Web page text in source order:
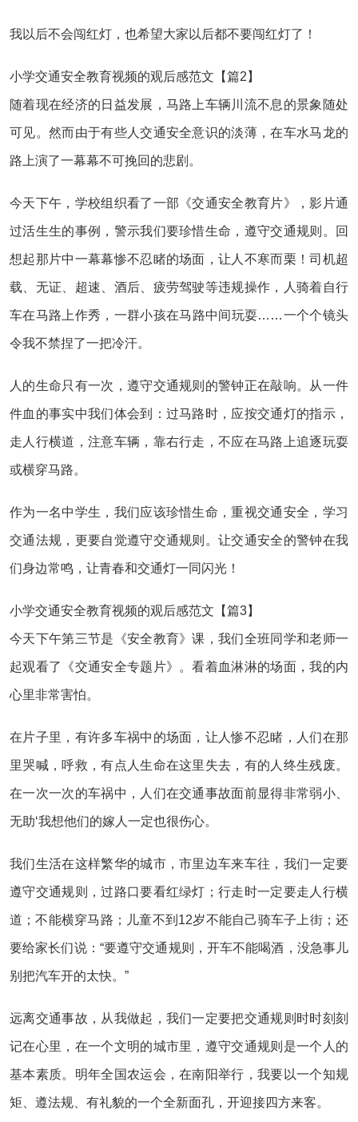
我以后不会闯红灯，也希望大家以后都不要闯红灯了！
小学交通安全教育视频的观后感范文【篇2】
随着现在经济的日益发展，马路上车辆川流不息的景象随处
可见。然而由于有些人交通安全意识的淡薄，在车水马龙的
路上演了一幕幕不可挽回的悲剧。
今天下午，学校组织看了一部《交通安全教育片》，影片通
过活生生的事例，警示我们要珍惜生命，遵守交通规则。回
想起那片中一幕幕惨不忍睹的场面，让人不寒而栗！司机超
载、无证、超速、酒后、疲劳驾驶等违规操作，人骑着自行
车在马路上作秀，一群小孩在马路中间玩耍……一个个镜头
令我不禁捏了一把冷汗。
人的生命只有一次，遵守交通规则的警钟正在敲响。从一件
件血的事实中我们体会到：过马路时，应按交通灯的指示，
走人行横道，注意车辆，靠右行走，不应在马路上追逐玩耍
或横穿马路。
作为一名中学生，我们应该珍惜生命，重视交通安全，学习
交通法规，更要自觉遵守交通规则。让交通安全的警钟在我
们身边常鸣，让青春和交通灯一同闪光！
小学交通安全教育视频的观后感范文【篇3】
今天下午第三节是《安全教育》课，我们全班同学和老师一
起观看了《交通安全专题片》。看着血淋淋的场面，我的内
心里非常害怕。
在片子里，有许多车祸中的场面，让人惨不忍睹，人们在那
里哭喊，呼救，有点人生命在这里失去，有的人终生残废。
在一次一次的车祸中，人们在交通事故面前显得非常弱小、
无助‘我想他们的嫁人一定也很伤心。
我们生活在这样繁华的城市，市里边车来车往，我们一定要
遵守交通规则，过路口要看红绿灯；行走时一定要走人行横
道；不能横穿马路；儿童不到12岁不能自己骑车子上街；还
要给家长们说：“要遵守交通规则，开车不能喝酒，没急事儿
别把汽车开的太快。”
远离交通事故，从我做起，我们一定要把交通规则时时刻刻
记在心里，在一个文明的城市里，遵守交通规则是一个人的
基本素质。明年全国农运会，在南阳举行，我要以一个知规
矩、遵法规、有礼貌的一个全新面孔，开迎接四方来客。